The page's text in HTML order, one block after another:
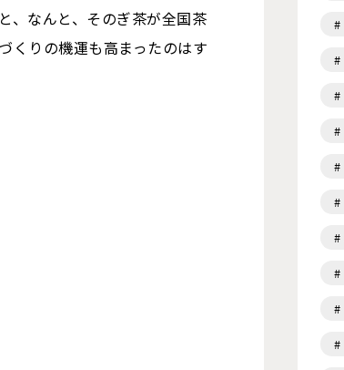
、なんと、そのぎ茶が全国茶
くりの機運も高まったのはす